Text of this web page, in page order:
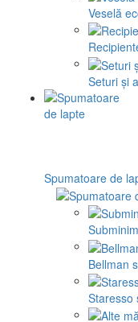
Veselă
Seturi și
Spumatoare de
Bellman
Staresso